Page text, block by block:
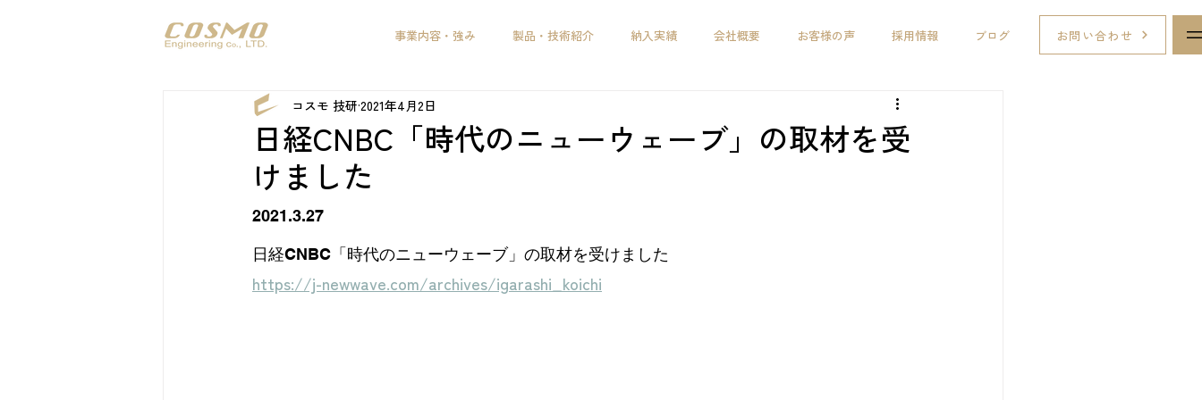
事業内容・強み 製品・技術紹介 納入実績 会社概要 お客様の声 採用情報 ブログ お問い合わせ
日経CNBC「時代のニューウェーブ」の取材を受
けました
コスモ 技研 2021年4月2日
2021.3.27
日経CNBC「時代のニューウェーブ」の取材を受けました
https://j-newwave.com/archives/igarashi_koichi